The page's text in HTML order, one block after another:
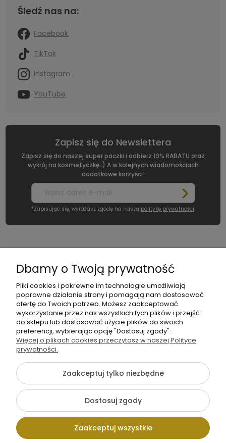
Śledź nas na:
Facebook
TikTok
Instagram
YouTube
Zapisz się do Newslettera
Zapisz się do naszej super paczki i odbierz 10% RABATU oraz
wykrój na kosmetyczkę :) A w kolejnych wiadomościach
dodatkowe korzyści!
*Zapisując się, wyrażasz zgodę na naszą politykę prywatności.
konto
Płatności
i
dostawa
Informacje
+48
141
363
do
Pokaż pełną wersję strony
Sklep internetowy Shoper.pl
Dbamy o Twoją prywatność
Pliki cookies i pokrewne im technologie umożliwiają
poprawne działanie strony i pomagają nam dostosować
ofertę do Twoich potrzeb. Możesz zaakceptować
wykorzystanie przez nas wszystkich tych plików i przejść
do sklepu lub dostosować użycie plików do swoich
preferencji, wybierając opcję "Dostosuj zgody".
Więcej o plikach cookies przeczytasz w naszej Polityce
prywatności.
Zaakceptuj tylko niezbędne
Dostosuj zgody
Zaakceptuj wszystkie